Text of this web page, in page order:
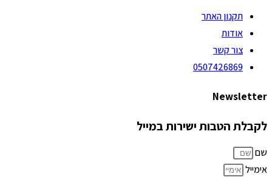
תקנון האתר
אודות
צור קשר
0507426869
Newsletter
לקבלת הטבות ישירות במייל
שם
אימייל